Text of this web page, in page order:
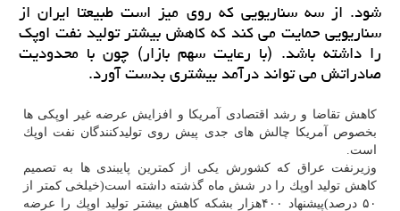
شود. از سه سناریویی كه روی میز است طبیعتا ایران از
سناریویی حمایت می كند كه كاهش بیشتر تولید نفت اوپك
را داشته باشد. (با رعایت سهم بازار) چون با محدودیت
صادراتش می تواند درآمد بیشتری بدست آورد.
كاهش تقاضا و رشد اقتصادی آمریكا و افزایش عرضه غیر اوپكی ها
بخصوص آمریكا چالش های جدی پیش روی تولیدكنندگان نفت اوپك
است.
‏وزیرنفت عراق كه كشورش یكی از كمترین پایبندی ها به تصمیم
كاهش تولید اوپك را در شش ماه گذشته داشته است(خیلخی كمتر از
۵۰ درصد)پیشنهاد ۴۰۰هزار بشكه كاهش بیشتر تولید اوپك را عرضه